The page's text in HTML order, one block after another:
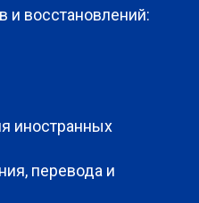
и восстановлений:
иностранных
перевода и